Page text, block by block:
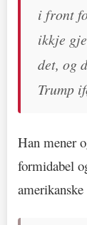
i front
ikkje
det, og
Trump
Han mener
formidabel
amerikanske